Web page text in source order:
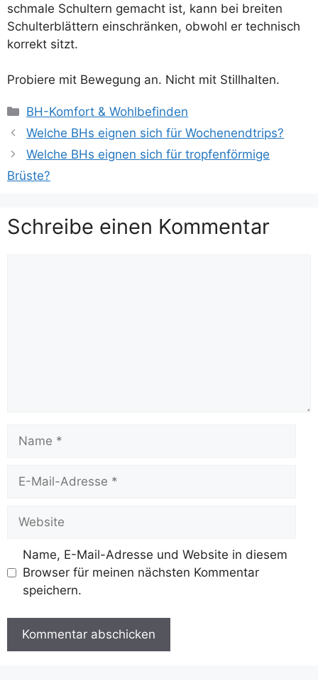
schmale Schultern gemacht ist, kann bei breiten
Schulterblättern einschränken, obwohl er technisch
korrekt sitzt.
Probiere mit Bewegung an. Nicht mit Stillhalten.
Kategorien
BH-Komfort & Wohlbefinden
Welche BHs eignen sich für Wochenendtrips?
Welche BHs eignen sich für tropfenförmige
Brüste?
Schreibe einen Kommentar
Name
Website
Name, E-Mail-Adresse und Website in diesem
Browser für meinen nächsten Kommentar
speichern.